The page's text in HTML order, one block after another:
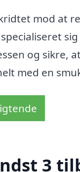
mod at
sig
og sikre,
med en
3